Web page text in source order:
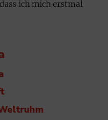
ich mich erstmal